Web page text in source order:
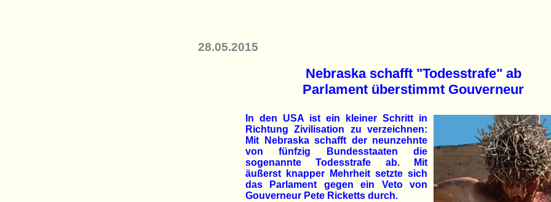
28.05.2015
Nebraska schafft "Todesstrafe" ab
Parlament überstimmt Gouverneur
In den USA ist ein kleiner Schritt in
Richtung Zivilisation zu verzeichnen:
Mit Nebraska schafft der neunzehnte
von fünfzig Bundesstaaten die
sogenannte Todesstrafe ab. Mit
äußerst knapper Mehrheit setzte sich
das Parlament gegen ein Veto von
Gouverneur Pete Ricketts durch.